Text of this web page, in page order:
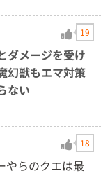
19
ダメージを受け
幻獣もエマ対策
ない
18
やらのクエは最